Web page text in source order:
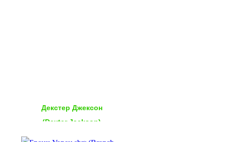
Декстер Джексон
(Dexter Jackson)